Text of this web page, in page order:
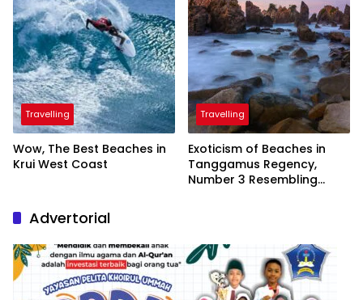
Travelling
Wow, The Best Beaches in
Krui West Coast
Travelling
Exoticism of Beaches in
Tanggamus Regency,
Number 3 Resembling
Advertorial